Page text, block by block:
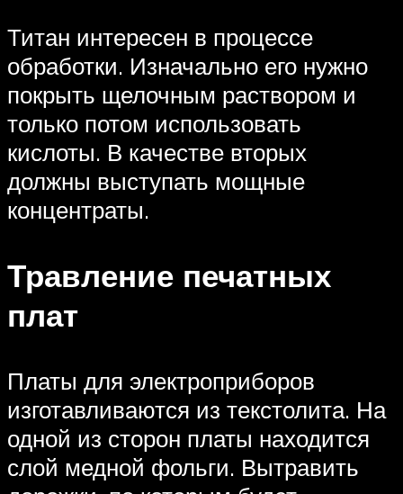
Титан интересен в процессе
обработки. Изначально его нужно
покрыть щелочным раствором и
только потом использовать
кислоты. В качестве вторых
должны выступать мощные
концентраты.
Травление печатных
плат
Платы для электроприборов
изготавливаются из текстолита. На
одной из сторон платы находится
слой медной фольги. Вытравить